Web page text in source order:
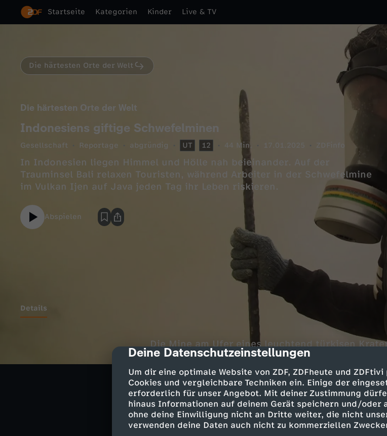
cmp-dialog-description
Deine Datenschutzeinstellungen
Um dir eine optimale Website von ZDF, ZDFheute und
Cookies und vergleichbare Techniken ein. Einige der
erforderlich für unser Angebot. Mit deiner Zustimmung
hinaus Informationen auf deinem Gerät speichern und/oder
ohne deine Einwilligung nicht an Dritte weiter, die nicht
verwenden deine Daten auch nicht zu kommerziellen
Startseite Kategorien Kinder Live & TV
Die härtesten Orte der Welt
Die härtesten Orte der Welt
Indonesiens giftige Schwefelminen
Gesellschaft Reportage abgründig UT 12 44 Min. 17.01.2025
In Indonesien liegen Himmel und Hölle nah beieinander. Auf der
Trauminsel Bali relaxen Touristen, während Arbeiter in der Schwefelmine
im Vulkan Ijen auf Java jeden Tag ihr Leben riskieren.
Abspielen
Details
Die Mine am Ufer eines leuchtend türkisen
Flammen lodern, wirkt aus der Ferne fast
reinste Hölle: Das Wasser des Sees ist
sich aus giftigen Schwefelgasen.
Ohne Schutzkleidung und